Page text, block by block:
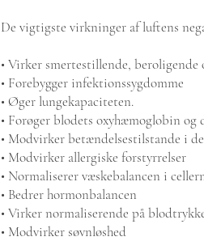
De vigtigste virkninger af luftens
• Virker smertestillende, beroligende
• Forebygger infektionssygdomme
• Øger lungekapaciteten.
• Forøger blodets oxyhæmoglobin og
• Modvirker betændelsestilstande i
• Modvirker allergiske forstyrrelser
• Normaliserer væskebalancen i
• Bedrer hormonbalancen
• Virker normaliserende på
• Modvirker søvnløshed